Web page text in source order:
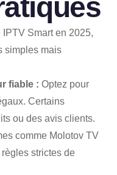
Smart en 2025,
simples mais
fiable : Optez pour
Certains
ou des avis clients.
comme Molotov TV
strictes de